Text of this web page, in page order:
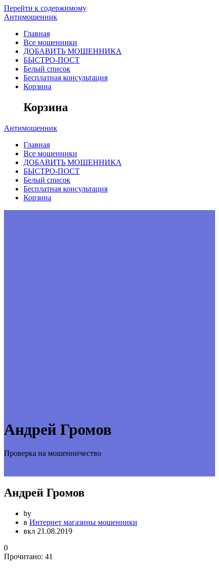
Перейти к содержимому
Антимошенник
Главная
Все мошенники
ДОБАВИТЬ МОШЕННИКА
БЫСТРО-ПОСТ
Белый список
Бесплатная консультация
Корзина
Корзина
Антимошенник
Главная
Все мошенники
ДОБАВИТЬ МОШЕННИКА
БЫСТРО-ПОСТ
Белый список
Бесплатная консультация
Корзина
Андрей Громов
Проверка на мошенничество
Андрей Громов
by
в Интернет магазины мошенники
вкл 21.08.2019
0
Прочитано: 41